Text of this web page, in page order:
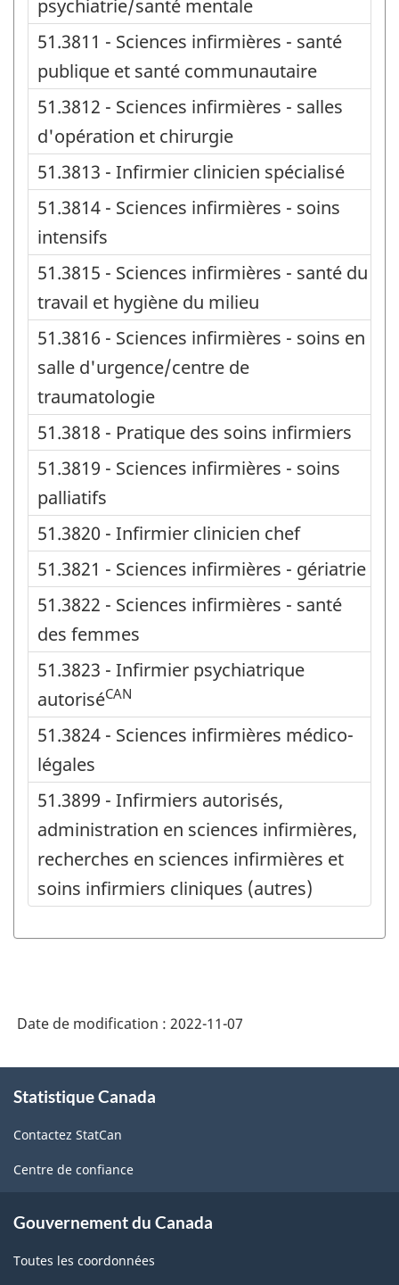
psychiatrie/santé mentale
51.3811 - Sciences infirmières - santé
publique et santé communautaire
51.3812 - Sciences infirmières - salles
d'opération et chirurgie
51.3813 - Infirmier clinicien spécialisé
51.3814 - Sciences infirmières - soins
intensifs
51.3815 - Sciences infirmières - santé du
travail et hygiène du milieu
51.3816 - Sciences infirmières - soins en
salle d'urgence/centre de
traumatologie
51.3818 - Pratique des soins infirmiers
51.3819 - Sciences infirmières - soins
palliatifs
51.3820 - Infirmier clinicien chef
51.3821 - Sciences infirmières - gériatrie
51.3822 - Sciences infirmières - santé
des femmes
51.3823 - Infirmier psychiatrique
autoriséCAN
51.3824 - Sciences infirmières médico-
légales
51.3899 - Infirmiers autorisés,
administration en sciences infirmières,
recherches en sciences infirmières et
soins infirmiers cliniques (autres)
Date de modification : 2022-11-07
propos
ce
site
Statistique Canada
Contactez StatCan
Centre de confiance
Gouvernement du Canada
Toutes les coordonnées